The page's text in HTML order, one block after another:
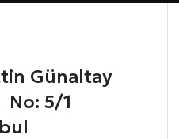
Günaltay
No: 5/1